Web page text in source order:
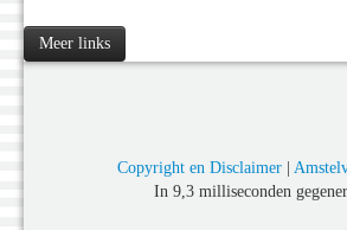
Meer links
Copyright en Disclaimer|
In 9,3 milliseconden